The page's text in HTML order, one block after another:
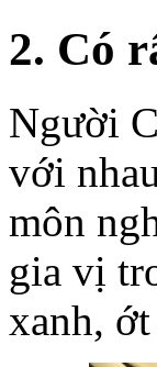
2. Có
Người
với
môn
gia vị
xanh,